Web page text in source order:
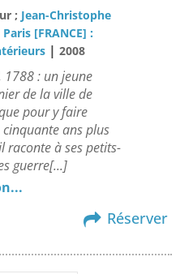
; Jean-Christophe
Paris [FRANCE] :
|2008
1788 : un jeune
de la ville de
pour y faire
ans plus
raconte à ses petits-
guerre[...]
Réserver